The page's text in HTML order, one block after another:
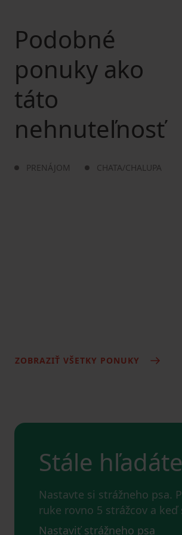
Podobné
ponuky ako
táto
nehnuteľnosť
PRENÁJOM CHATA/CHALUPA
ZOBRAZIŤ VŠETKY PONUKY
Stále
Nastavte si strážneho psa.
ruke rovno 5 strážcov a
Nastaviť strážneho psa